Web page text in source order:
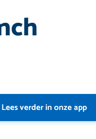
Lees verder in onze app